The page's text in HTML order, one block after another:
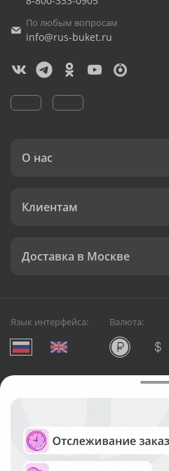
По любым вопросам
info@rus-buket.ru
О нас
Клиентам
Доставка в Москве
Язык интерфейса: Валюта:
Служба круглосуточной
Русский Букет, 2026
Общество с ограниченной
ОГРН: 1195476081745, ИНН:
Юридический адрес: г.